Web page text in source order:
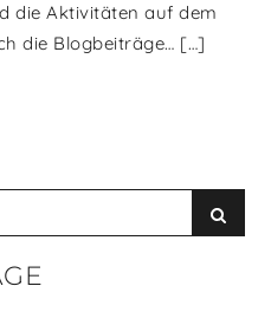
die Aktivitäten auf dem
die Blogbeiträge… […]